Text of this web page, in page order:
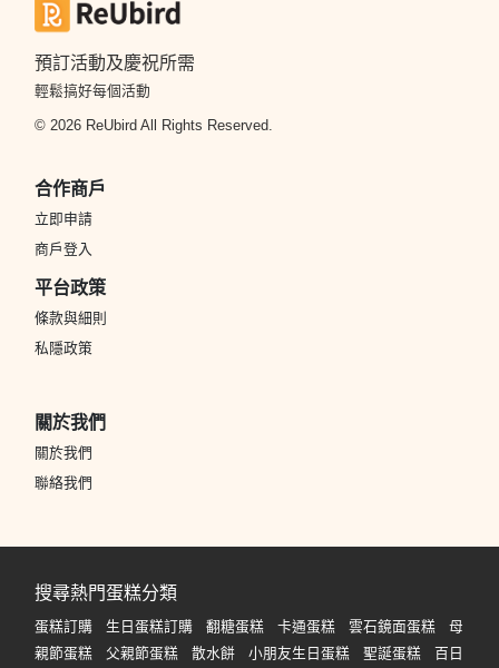
預訂活動及慶祝所需
輕鬆搞好每個活動
© 2026 ReUbird All Rights Reserved.
合作商戶
立即申請
商戶登入
平台政策
條款與細則
私隱政策
關於我們
關於我們
聯絡我們
搜尋熱門蛋糕分類
蛋糕訂購 生日蛋糕訂購 翻糖蛋糕 卡通蛋糕 雲石鏡面蛋糕
母
親節蛋糕
父親節蛋糕 散水餅 小朋友生日蛋糕 聖誕蛋糕
百日